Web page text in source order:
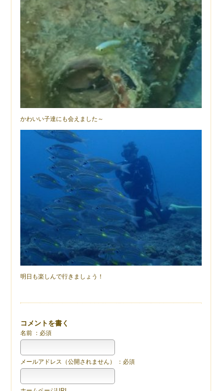
かわいい子達にも会えました～
明日も楽しんで行きましょう！
コメントを書く
名前 ：必須
メールアドレス（公開されません） ：必須